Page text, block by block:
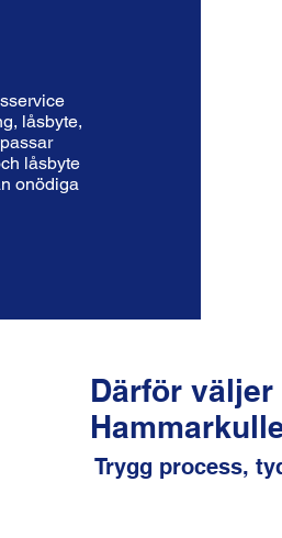
låsbyte,
låsbyte
onödiga
Därför
Trygg process,